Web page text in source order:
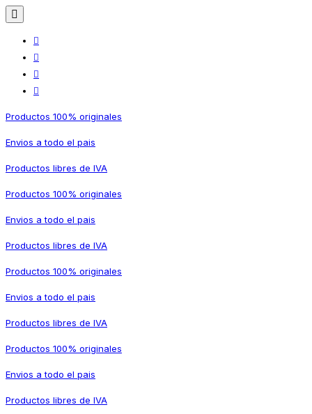
Productos 100% originales
Envios a todo el pais
Productos libres de IVA
Productos 100% originales
Envios a todo el pais
Productos libres de IVA
Productos 100% originales
Envios a todo el pais
Productos libres de IVA
Productos 100% originales
Envios a todo el pais
Productos libres de IVA